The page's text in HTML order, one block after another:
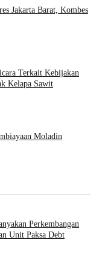
Jakarta Barat, Kombes
Terkait Kebijakan
Kelapa Sawit
Moladin
Perkembangan
Unit Paksa Debt